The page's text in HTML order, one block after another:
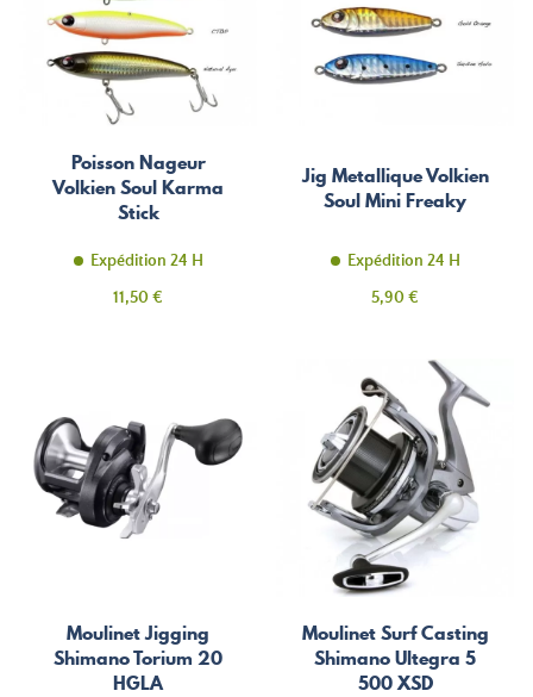
Poisson Nageur
Volkien Soul Karma
Stick
Expédition 24 H
Prix
11,50 €
Jig Metallique Volkien
Soul Mini Freaky
Expédition 24 H
Prix
5,90 €
Moulinet Jigging
Shimano Torium 20
HGLA
Moulinet Surf Casting
Shimano Ultegra 5
500 XSD